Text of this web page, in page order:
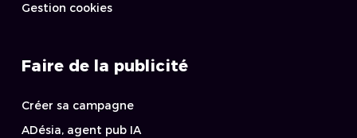
Gestion cookies
Faire de la publicité
Créer sa campagne
ADésia, agent pub IA